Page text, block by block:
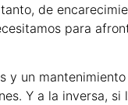
de
para
y un
Y a la inversa, si